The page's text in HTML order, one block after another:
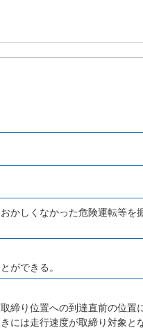
かしくなかった危険運転等を
ができる。
締り位置への到達直前の位置
には走行速度が取締り対象と